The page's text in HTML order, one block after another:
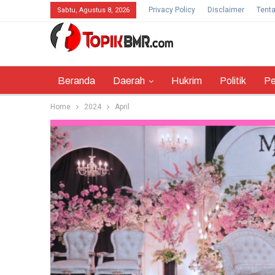
Sabtu, Agustus 8, 2026 Privacy Policy Disclaimer
Beranda Daerah Hukrim Politik
Home 2024 April